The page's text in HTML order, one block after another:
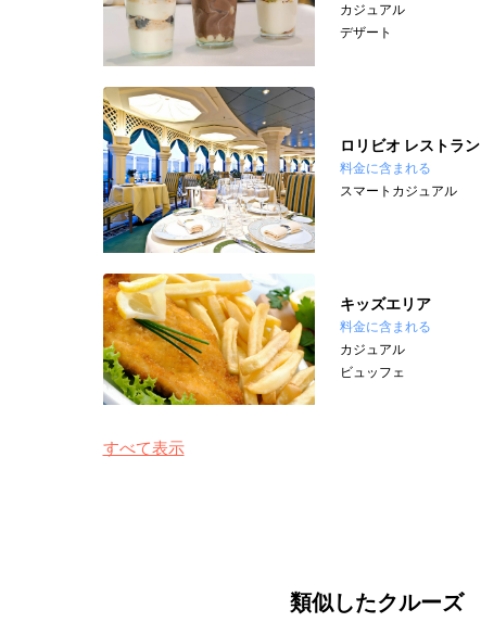
カジュアル
デザート
ロリビオ レストラン
料金に含まれる
スマートカジュアル
キッズエリア
料金に含まれる
カジュアル
ビュッフェ
すべて表示
類似したクルーズ